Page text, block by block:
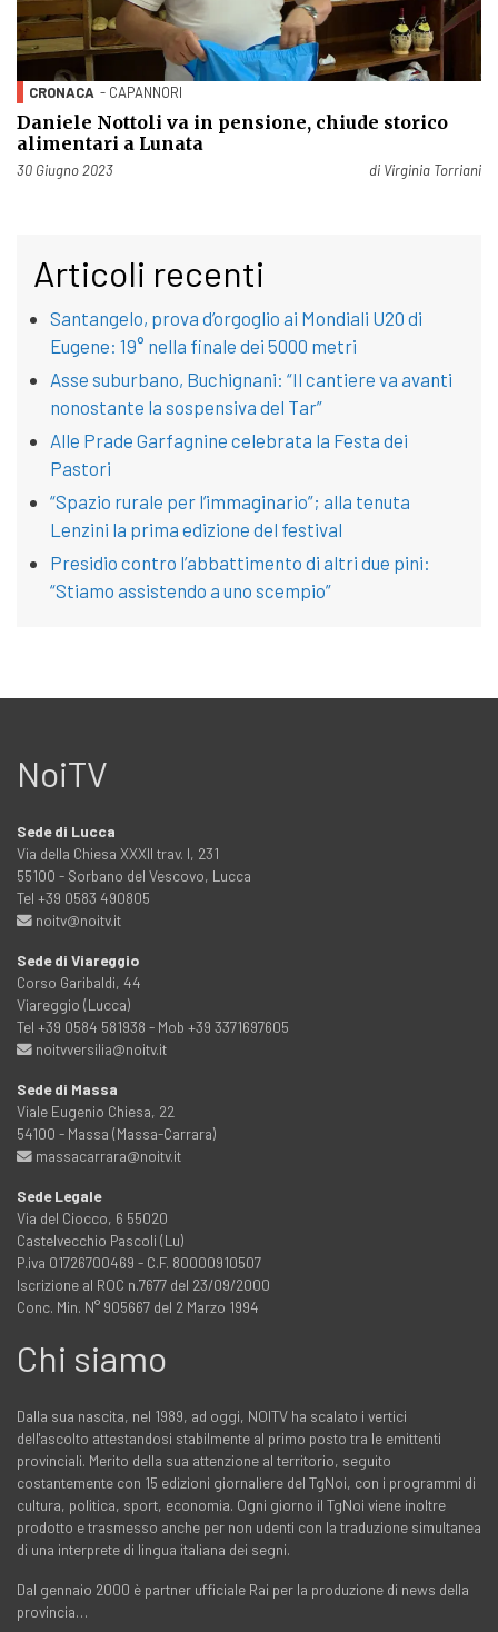
CRONACA - CAPANNORI
Daniele Nottoli va in pensione, chiude storico
alimentari a Lunata
Pubblicato il
30 Giugno 2023 di Virginia Torriani
Articoli recenti
Santangelo, prova d’orgoglio ai Mondiali U20 di
Eugene: 19° nella finale dei 5000 metri
Asse suburbano, Buchignani: “Il cantiere va avanti
nonostante la sospensiva del Tar”
Alle Prade Garfagnine celebrata la Festa dei
Pastori
“Spazio rurale per l’immaginario”; alla tenuta
Lenzini la prima edizione del festival
Presidio contro l’abbattimento di altri due pini:
“Stiamo assistendo a uno scempio”
NoiTV
Sede di Lucca
Via della Chiesa XXXII trav. I, 231
55100 - Sorbano del Vescovo, Lucca
Tel +39 0583 490805
noitv@noitv.it
Sede di Viareggio
Corso Garibaldi, 44
Viareggio (Lucca)
Tel +39 0584 581938 - Mob +39 3371697605
noitvversilia@noitv.it
Sede di Massa
Viale Eugenio Chiesa, 22
54100 - Massa (Massa-Carrara)
massacarrara@noitv.it
Sede Legale
Via del Ciocco, 6 55020
Castelvecchio Pascoli (Lu)
P.iva 01726700469 - C.F. 80000910507
Iscrizione al ROC n.7677 del 23/09/2000
Conc. Min. N° 905667 del 2 Marzo 1994
Chi siamo
Dalla sua nascita, nel 1989, ad oggi, NOITV ha scalato i vertici
dell'ascolto attestandosi stabilmente al primo posto tra le emittenti
provinciali. Merito della sua attenzione al territorio, seguito
costantemente con 15 edizioni giornaliere del TgNoi, con i programmi di
cultura, politica, sport, economia. Ogni giorno il TgNoi viene inoltre
prodotto e trasmesso anche per non udenti con la traduzione simultanea
di una interprete di lingua italiana dei segni.
Dal gennaio 2000 è partner ufficiale Rai per la produzione di news della
provincia…